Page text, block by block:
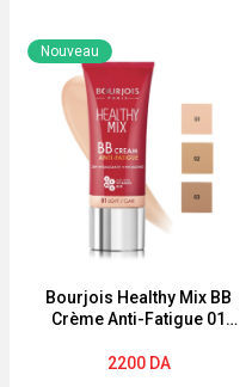
Active
Wear
Correcteur
Bourjois Healthy Mix BB
Crème Anti-Fatigue 01
Nouveau
2200 DA